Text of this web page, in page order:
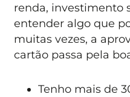
renda, investimento
entender algo que
muitas vezes, a
cartão passa pela
Tenho mais de